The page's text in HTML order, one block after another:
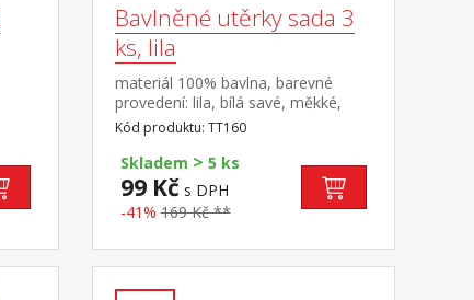
Bavlněné utěrky sada 3
ks, lila
materiál 100% bavlna, barevné
provedení: lila, bílá savé, měkké,
pratelné do 60 °C balení obsahuje 3
kusy utěrek o rozměrech 50 × 70
cm
Kód produktu: TT160
Skladem > 5 ks
99 Kč s DPH
-41% 169 Kč **